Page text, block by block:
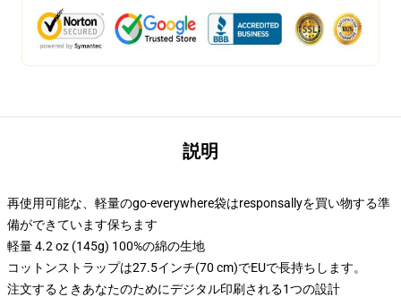
説明
再使用可能な、軽量のgo-everywhere袋はresponsallyを買い物する準
備ができています保ちます
軽量 4.2 oz (145g) 100%の綿の生地
コットンストラップは27.5インチ(70 cm)でEUで長持ちします。
注文するときあなたのためにデジタル印刷される1つの設計